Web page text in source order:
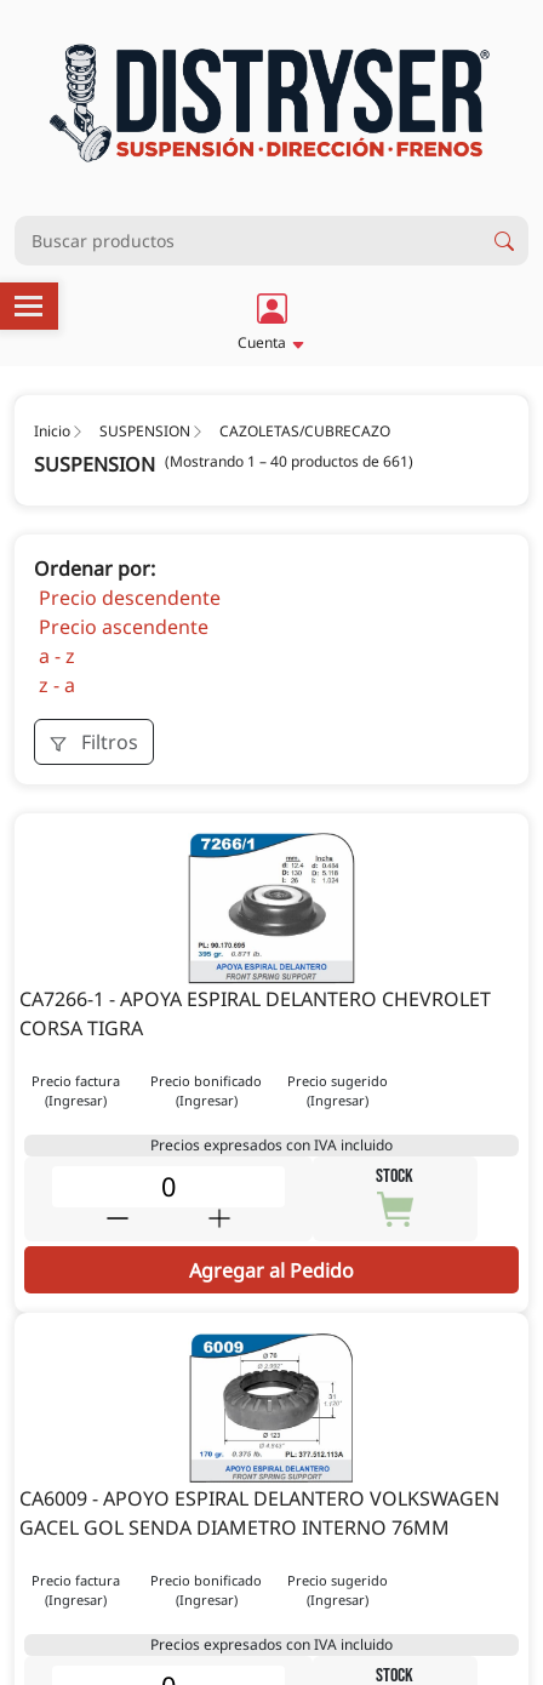
Cuenta
Inicio SUSPENSION CAZOLETAS/CUBRECAZO
SUSPENSION (Mostrando 1 – 40 productos de 661)
Ordenar por:
Precio descendente
Precio ascendente
a - z
z - a
Filtros
CA7266-1 - APOYA ESPIRAL DELANTERO CHEVROLET
CORSA TIGRA
Precio factura
(Ingresar)
Precio bonificado
(Ingresar)
Precio sugerido
(Ingresar)
Precios expresados con IVA incluido
STOCK
Agregar al Pedido
CA6009 - APOYO ESPIRAL DELANTERO VOLKSWAGEN
GACEL GOL SENDA DIAMETRO INTERNO 76MM
Precio factura
(Ingresar)
Precio bonificado
(Ingresar)
Precio sugerido
(Ingresar)
Precios expresados con IVA incluido
STOCK